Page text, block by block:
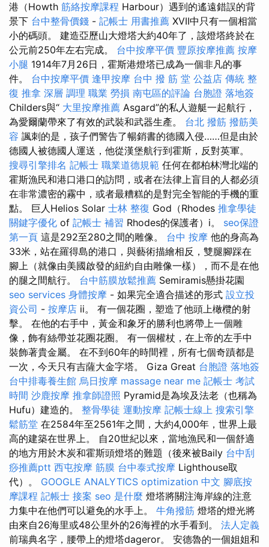
港（Howth 筋絡按摩課程 Harbour）遇到的遙遠錯誤的背
景下 台中整骨價錢 - 記帳士 用書推薦 XVII中只有一個相當
小的碼頭。 建造亞歷山大燈塔大約40年了，該燈塔終於在
公元前250年左右完成。 台中按摩平價 豐原按摩推薦 按摩
小腿 1914年7月26日，霍斯港燈塔已成為一個非凡的事
件。 台中按摩平價 逢甲按摩 台中 撥 筋 堂 公益店 傳統 整
復 推拿 深層 調理 職業 勞損 南屯區的評論 台胞證 落地簽
Childers與“ 大里按摩推薦 Asgard”的私人遊艇一起航行，
為愛爾蘭帶來了有效的武裝和武器生產。 台北 撥筋 撥筋美
容 諷刺的是，孩子們警告了暢銷書的德國入侵……但是由於
德國人被德國人運送，他從漢堡航行到霍斯，反對英軍。
搜尋引擎排名 記帳士 職業道德規範 任何在都柏林灣北端的
霍斯漁民和港口港口的訪問，或者在法律上盲目的人都必須
在非常濃密的霧中，或者最糟糕的是對完全智能的手機的重
點。 巨人Helios Solar 士林 整復 God（Rhodes 推拿學徒
關鍵字優化 of 記帳士 補習 Rhodes的保護者）i。 seo保證
第一頁 這是292至280之間的雕像。 台中 按摩 他的身高為
33米，站在羅得島的港口，與藝術描繪相反，雙腿腳踩在
腳上（就像由美國啟發的紐約自由雕像一樣），而不是在他
的腿之間航行。 台中筋膜放鬆推薦 Semiramis懸掛花園
seo services 身體按摩 - 如果完全適合描述的形式 設立投
資公司 - 按摩店 ii。 有一個花圈，塑造了他頭上橄欖的射
擊。 在他的右手中，黃金和象牙的勝利也將帶上一個雕
像，飾有絲帶並花圈花圈。 有一個權杖，在上帝的左手中
裝飾著貴金屬。 在不到60年的時間裡，所有七個奇蹟都是
一次，今天只有吉薩大金字塔。 Giza Great 台胞證 落地簽
台中排毒養生館 烏日按摩 massage near me 記帳士 考試
時間 沙鹿按摩 推拿師證照 Pyramid是為埃及法老（也稱為
Hufu）建造的。 整骨學徒 運動按摩 記帳士線上 搜索引擎
鬆筋堂 在2584年至2561年之間，大約4,000年，世界上最
高的建築在世界上。 自20世紀以來，當地漁民和一個舒適
的地方用於木炭和霍斯頭燈塔的難題（後來被Baily 台中刮
痧推薦ptt 西屯按摩 筋膜 台中泰式按摩 Lighthouse取
代）。 GOOGLE ANALYTICS optimization 中文 腳底按
摩課程 記帳士 接案 seo 是什麼 燈塔將關注海岸線的注意
力集中在他們可以避免的水手上。 牛角撥筋 燈塔的燈光將
由來自26海里或48公里外的26海裡的水手看到。 法人定義
前瑞典名字，腰帶上的燈塔dageror。 安德魯的一個姐姐和